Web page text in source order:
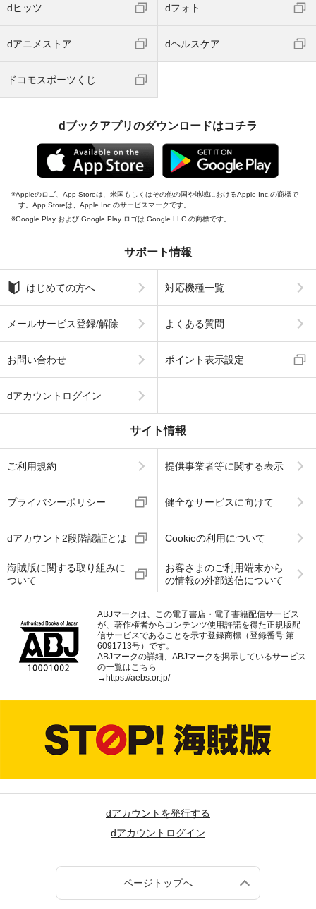
dヒッツ dフォト
dアニメストア dヘルスケア
ドコモスポーツくじ
dブックアプリのダウンロードはコチラ
Appleのロゴ、App Storeは、米国もしくはその他の国や地域におけるApple Inc.の商標で
す。App Storeは、Apple Inc.のサービスマークです。
Google Play および Google Play ロゴは Google LLC の商標です。
サポート情報
はじめての方へ 対応機種一覧
メールサービス登録/解除 よくある質問
お問い合わせ ポイント表示設定
dアカウントログイン
サイト情報
ご利用規約 提供事業者等に関する表示
プライバシーポリシー 健全なサービスに向けて
dアカウント2段階認証とは Cookieの利用について
海賊版に関する取り組みに
ついて
お客さまのご利用端末から
の情報の外部送信について
ABJマークは、この電子書店・電子書籍配信サービス
が、著作権者からコンテンツ使用許諾を得た正規版配
信サービスであることを示す登録商標（登録番号 第
6091713号）です。
ABJマークの詳細、ABJマークを掲示しているサービス
の一覧はこちら
→ https://aebs.or.jp/
dアカウントを発行する
dアカウントログイン
ページトップへ